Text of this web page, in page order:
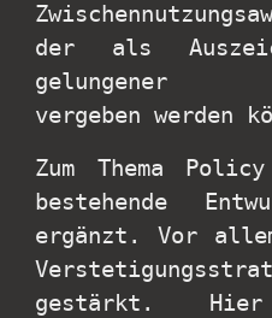
der als
gelungener
vergeben werden
Zum Thema
bestehende
ergänzt. Vor
gestärkt.